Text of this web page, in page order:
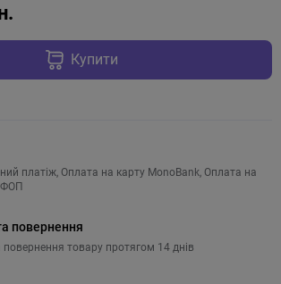
Купити
платіж, Оплата на карту MonoBank, Оплата на
ФОП
повернення
повернення товару протягом 14 днів